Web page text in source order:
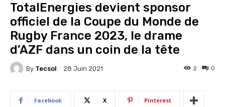
TotalEnergies devient sponsor
officiel de la Coupe du Monde de
Rugby France 2023, le drame
d’AZF dans un coin de la tête
By Tecsol 28 Juin 2021 0
2
Facebook X Pinterest